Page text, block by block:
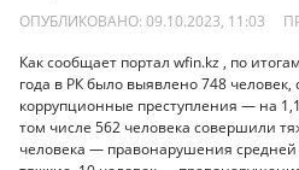
ОПУБЛИКОВАНО: 09.10.2023, 11:03
Как сообщает портал wfin.kz , по
года в РК было выявлено 748
коррупционные преступления — на
том числе 562 человека совершили
человека — правонарушения